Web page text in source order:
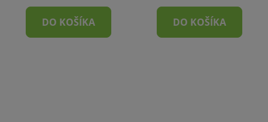
DO KOŠÍKA DO KOŠÍKA